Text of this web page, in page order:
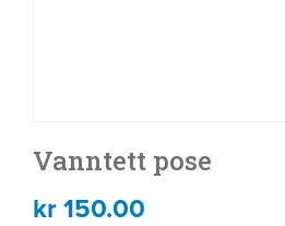
Vanntett pose
kr150.00